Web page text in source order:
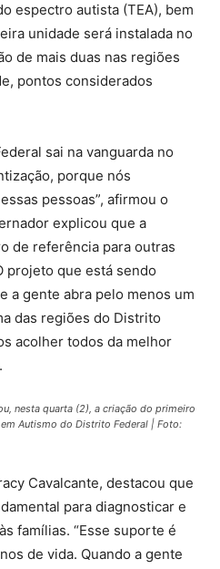
espectro autista (TEA), bem
unidade será instalada no
de mais duas nas regiões
pontos considerados
sai na vanguarda no
porque nós
pessoas”, afirmou o
explicou que a
de referência para outras
projeto que está sendo
a gente abra pelo menos um
das regiões do Distrito
acolher todos da melhor
nesta quarta (2), a criação do primeiro
Autismo do Distrito Federal | Foto:
Cavalcante, destacou que
para diagnosticar e
famílias. “Esse suporte é
de vida. Quando a gente